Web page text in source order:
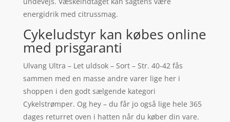
energidrik med citrussmag.
Cykeludstyr kan købes online
med prisgaranti
Ulvang Ultra – Let uldsok – Sort – Str. 40-42 fås
sammen med en masse andre varer lige her i
shoppen i den godt sælgende kategori
Cykelstrømper. Og hey – du får jo også lige hele 365
dages returret oven i hatten når du køber din vare.